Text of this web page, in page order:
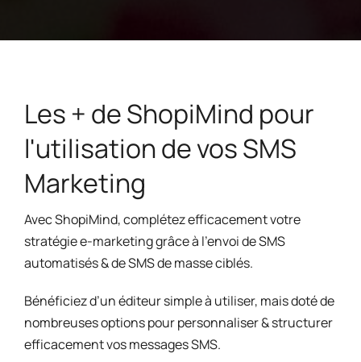
Les + de ShopiMind pour
l'utilisation de vos SMS
Marketing
Avec ShopiMind, complétez efficacement votre
stratégie e-marketing grâce à l’envoi de SMS
automatisés & de SMS de masse ciblés.
Bénéficiez d’un éditeur simple à utiliser, mais doté de
nombreuses options pour personnaliser & structurer
efficacement vos messages SMS.